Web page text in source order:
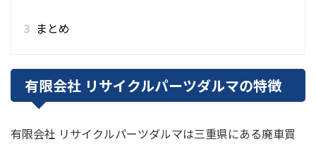
3 まとめ
有限会社 リサイクルパーツダルマの特徴
有限会社 リサイクルパーツダルマは三重県にある廃車買